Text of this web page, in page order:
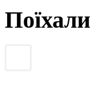
Поїхали